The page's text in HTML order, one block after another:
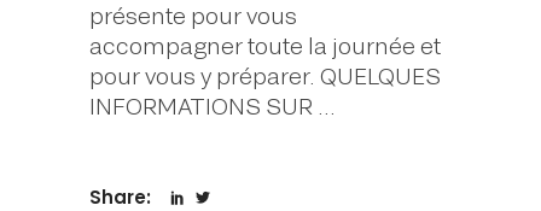
présente pour vous
accompagner toute la journée et
pour vous y préparer. QUELQUES
INFORMATIONS SUR
Share: